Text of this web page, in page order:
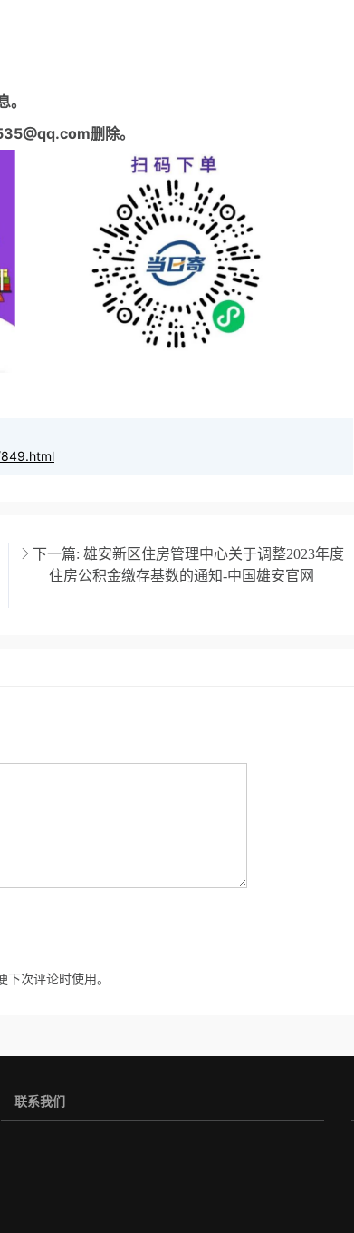
。
删除。
下一篇: 雄安新区住房管理中心关于调整2023年度
住房公积金缴存基数的通知-中国雄安官网
次评论时使用。
联系我们